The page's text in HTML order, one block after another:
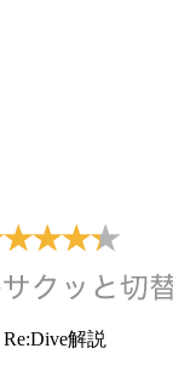
解説